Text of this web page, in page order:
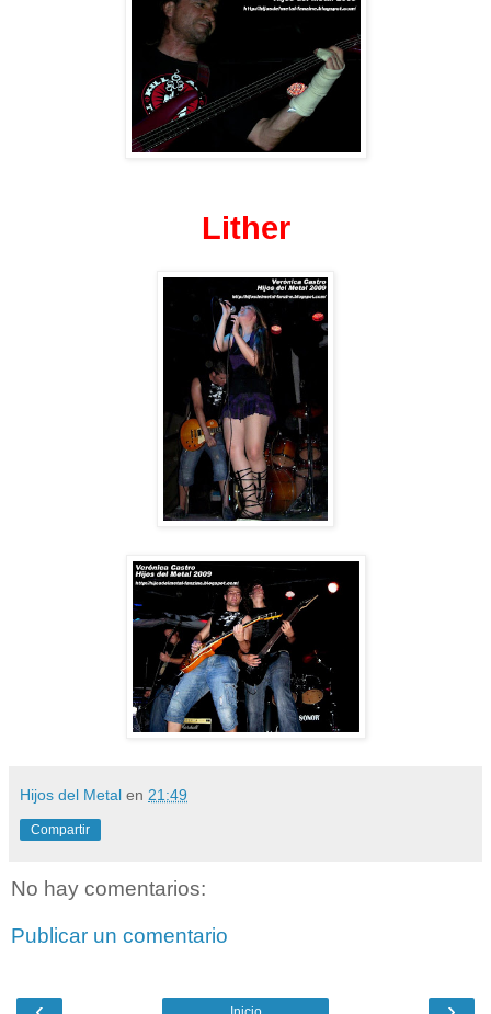
Lither
Hijos del Metal en 21:49
Compartir
No hay comentarios:
Publicar un comentario